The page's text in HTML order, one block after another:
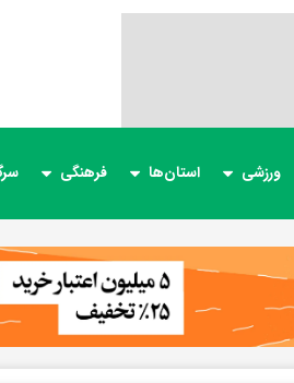
ورزشی استان‌ها فرهنگی